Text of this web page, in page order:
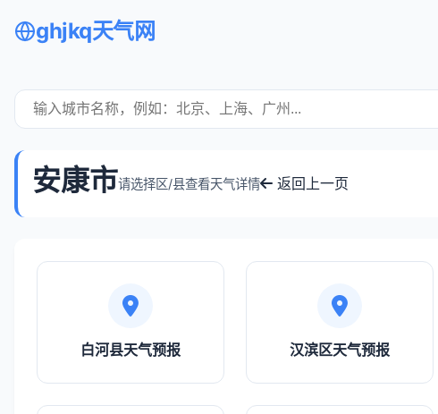
ghjkq天气网
安康市请选择区/县查看天气详情 返回上一页
白河县天气预报 汉滨区天气预报